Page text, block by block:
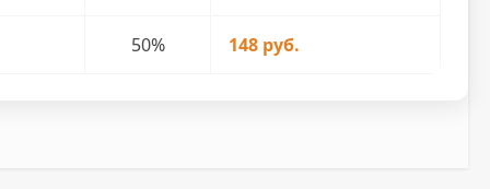
50% 148 руб.